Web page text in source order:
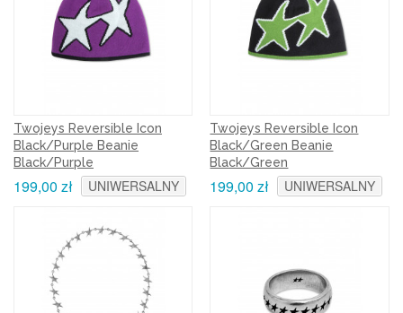
Twojeys Reversible Icon
Black/Purple Beanie
Black/Purple
UNIWERSALNY
199,00 zł
Twojeys Reversible Icon
Black/Green Beanie
Black/Green
UNIWERSALNY
199,00 zł